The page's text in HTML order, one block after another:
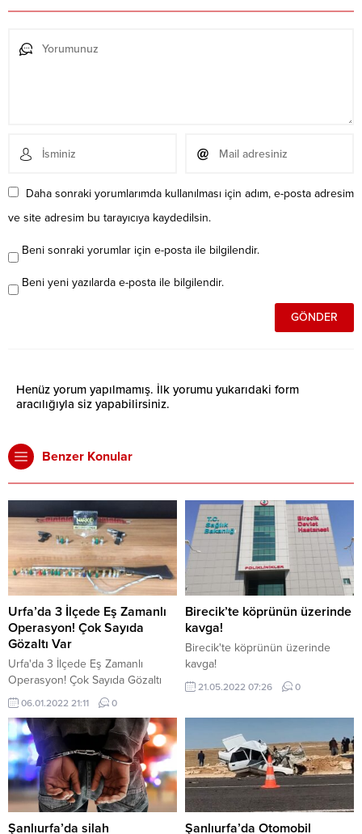
Daha sonraki yorumlarımda kullanılması için adım, e-posta adresim
ve site adresim bu tarayıcıya kaydedilsin.
Beni sonraki yorumlar için e-posta ile bilgilendir.
Beni yeni yazılarda e-posta ile bilgilendir.
Henüz yorum yapılmamış. İlk yorumu yukarıdaki form
aracılığıyla siz yapabilirsiniz.
Benzer Konular
Urfa’da 3 İlçede Eş Zamanlı
Operasyon! Çok Sayıda
Gözaltı Var
Urfa'da 3 İlçede Eş Zamanlı
Operasyon! Çok Sayıda Gözaltı
Var 06.01.2022 21:11 0
Birecik’te köprünün üzerinde
kavga!
Birecik'te köprünün üzerinde
kavga!
21.05.2022 07:26 0
Şanlıurfa’da silah
Şanlıurfa’da Otomobil